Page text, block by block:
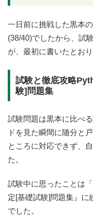
一日前に挑戦した黒本
(38/40)でしたから、試
が、最初に書いたとお
試験と徹底攻略
験]問題集
試験問題は黒本に比べ
ドを見た瞬間に随分と
ところに対応できず、
た。
試験中に思ったことは
定[基礎試験]問題集』に
でした。